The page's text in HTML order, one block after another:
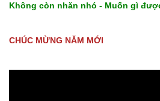
Không còn nhăn nhó - Muốn gì
CHÚC MỪNG NĂM MỚI